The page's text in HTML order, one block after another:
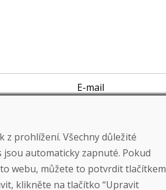
E-mail
z prohlížení. Všechny důležité
automaticky zapnuté. Pokud
webu, můžete to potvrdit tlačítkem
klikněte na tlačítko “Upravit